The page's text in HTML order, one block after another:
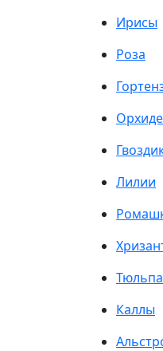
Ирисы
Роза
Лилии
Каллы